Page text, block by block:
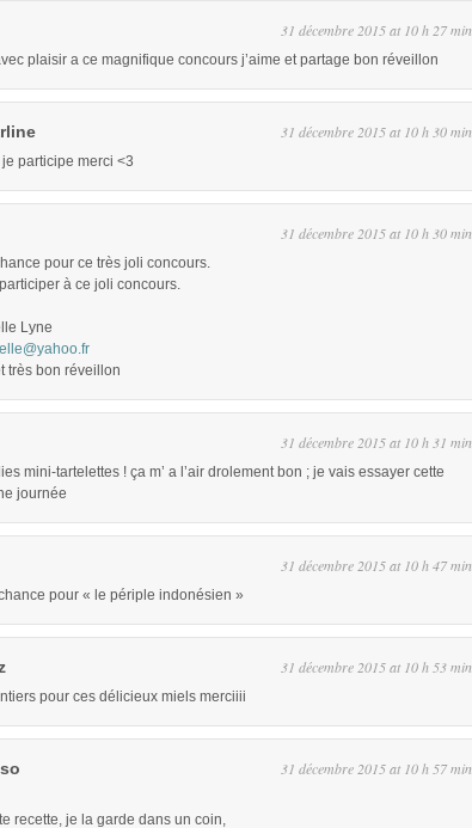
31 décembre 2015 at 10 h 27 min
plaisir a ce magnifique concours j’aime et partage bon réveillon
31 décembre 2015 at 10 h 30 min
participe merci <3
31 décembre 2015 at 10 h 30 min
pour ce très joli concours.
à ce joli concours.
Lyne
très bon réveillon
31 décembre 2015 at 10 h 31 min
mini-tartelettes ! ça m’ a l’air drolement bon ; je vais essayer cette
journée
31 décembre 2015 at 10 h 47 min
pour « le périple indonésien »
31 décembre 2015 at 10 h 53 min
pour ces délicieux miels merciiii
31 décembre 2015 at 10 h 57 min
recette, je la garde dans un coin,